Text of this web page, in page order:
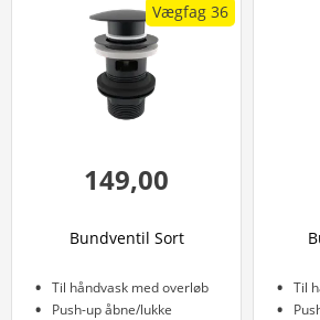
Vægfag 36
149,00
Bundventil Sort
Til håndvask med overløb
Push-up åbne/lukke
Til